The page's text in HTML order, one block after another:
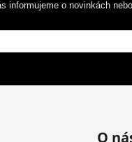
informujeme o novinkách
O